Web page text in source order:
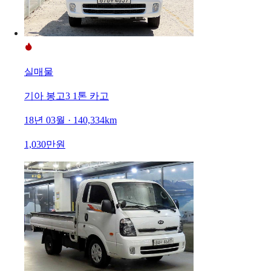
실매물
기아 봉고3 1톤 카고
18년 03월 · 140,334km
1,030만원